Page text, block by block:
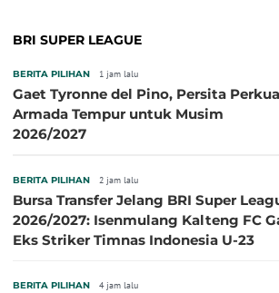
BRI SUPER LEAGUE
BERITA PILIHAN 1 jam lalu
Gaet Tyronne del Pino, Persita
Armada Tempur untuk Musim
2026/2027
BERITA PILIHAN 2 jam lalu
Bursa Transfer Jelang BRI Super
2026/2027: Isenmulang Kalteng FC
Eks Striker Timnas Indonesia U-23
BERITA PILIHAN 4 jam lalu